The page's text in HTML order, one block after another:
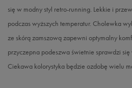
44,5 28,5 cm
się w modny styl retro-running. Lekkie i
podczas wyższych temperatur. Cholewka
ze skórą zamszową zapewni optymalny
przyczepna podeszwa świetnie sprawdzi
Ciekawa kolorystyka będzie ozdobę wielu